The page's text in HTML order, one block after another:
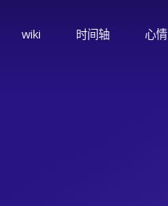
wiki 时间轴 心情